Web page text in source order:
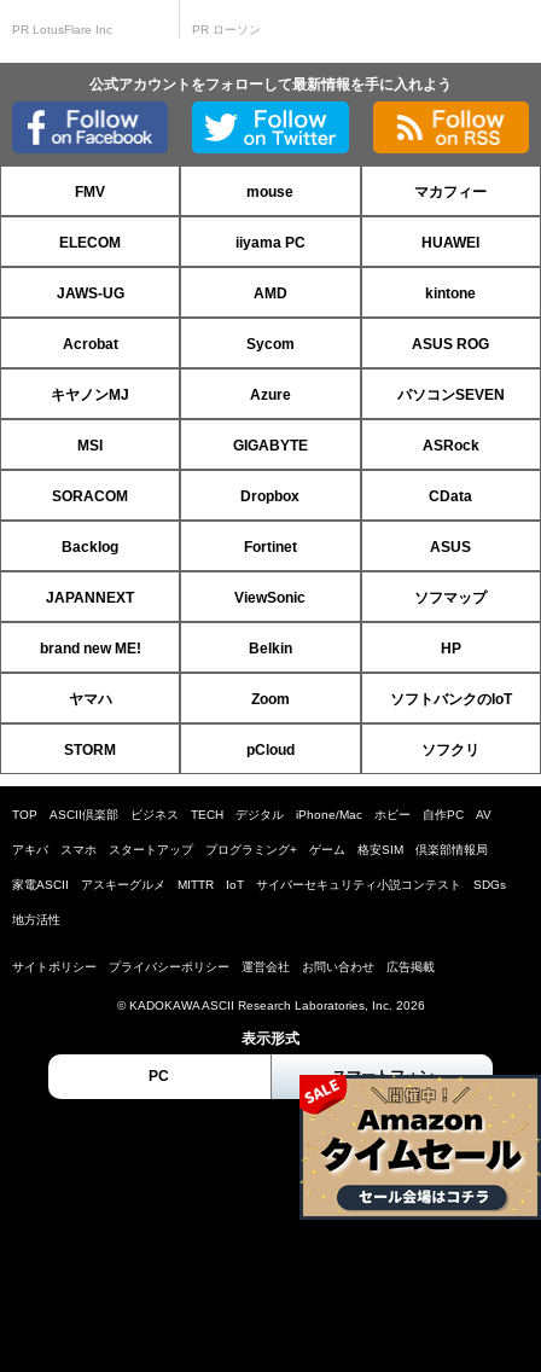
PR LotusFlare Inc PR ローソン
公式アカウントをフォローして最新情報を手に入れよう
FMV mouse マカフィー
ELECOM iiyama PC HUAWEI
JAWS-UG AMD kintone
Acrobat Sycom ASUS ROG
キヤノンMJ Azure パソコンSEVEN
MSI GIGABYTE ASRock
SORACOM Dropbox CData
Backlog Fortinet ASUS
JAPANNEXT ViewSonic ソフマップ
brand new ME! Belkin HP
ヤマハ Zoom ソフトバンクのIoT
STORM pCloud ソフクリ
TOP ASCII倶楽部 ビジネス TECH デジタル iPhone/Mac ホビー 自作PC AV
アキバ スマホ スタートアップ プログラミング+ ゲーム 格安SIM 倶楽部情報局
家電ASCII アスキーグルメ MITTR IoT サイバーセキュリティ小説コンテスト SDGs
地方活性
サイトポリシー プライバシーポリシー 運営会社 お問い合わせ 広告掲載
© KADOKAWA ASCII Research Laboratories, Inc. 2026
表示形式
PC スマートフォン